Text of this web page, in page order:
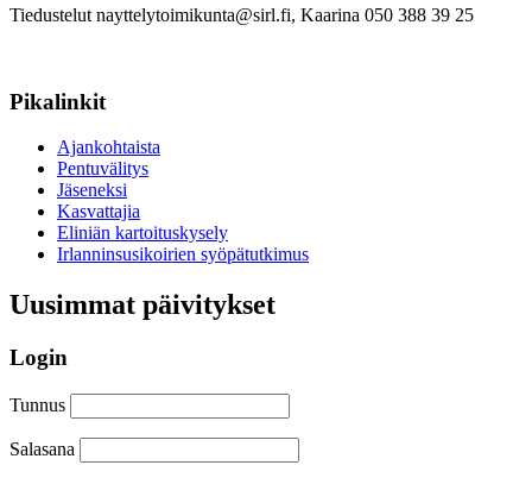
Tiedustelut nayttelytoimikunta@sirl.fi, Kaarina 050 388 39 25
Sivupalkki
Pikalinkit
Ajankohtaista
Pentuvälitys
Jäseneksi
Kasvattajia
Eliniän kartoituskysely
Irlanninsusikoirien syöpätutkimus
Uusimmat päivitykset
Login
Tunnus
Salasana